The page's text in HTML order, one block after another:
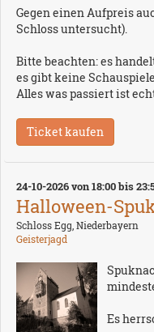
Gegen einen Aufpreis
Schloss untersucht).
Bitte beachten: es
es gibt keine
Alles was passiert ist
24-10-2026 von 18:00 bis
Halloween-
Schloss Egg, Niederbayern
Geisterjagd
Es